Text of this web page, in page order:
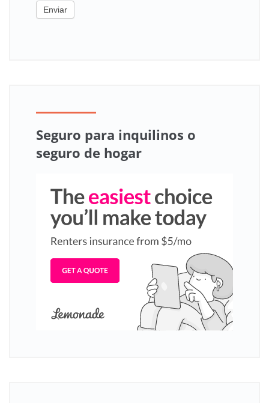
Enviar
Seguro para inquilinos o
seguro de hogar